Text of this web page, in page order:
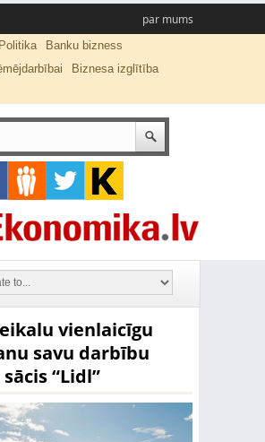
par mums
Politika
Banku bizness
Biznesa izglītība
vienlaicīgu
savu darbību
“Lidl”